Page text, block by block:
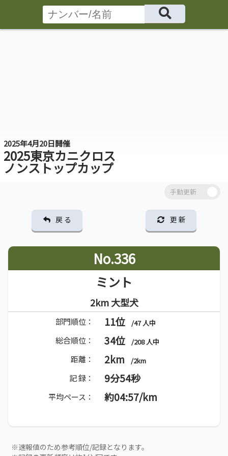
2025年4月20日開催
2025東京カニクロス
ノンストップカップ
戻 る 更 新
No.336
ミント
2km 大型犬
部門順位： 11位 /47 人中
総合順位： 34位 /208 人中
距離： 2km /2km
記 録： 9分54秒
平均ペース： 約04:57/km
※速報値のため参考順位/記録となります。